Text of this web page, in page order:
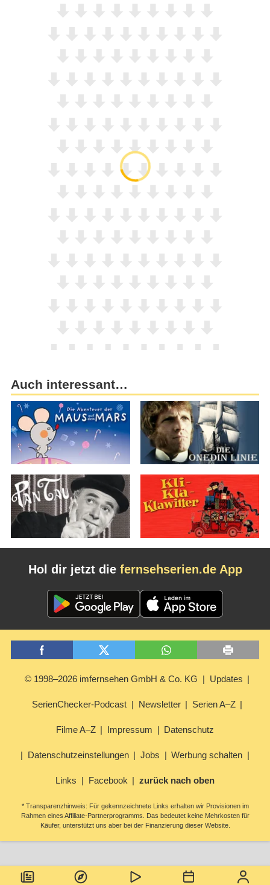
Auch interessant…
Hol dir jetzt die fernsehserien.de App
© 1998–2026 imfernsehen GmbH & Co. KG Updates
SerienChecker-Podcast Newsletter Serien A–Z
Filme A–Z Impressum Datenschutz
Datenschutzeinstellungen Jobs Werbung schalten
Links Facebook zurück nach oben
* Transparenzhinweis: Für gekennzeichnete Links erhalten wir Provisionen im
Rahmen eines Affiliate-Partnerprogramms. Das bedeutet keine Mehrkosten für
Käufer, unterstützt uns aber bei der Finanzierung dieser Website.